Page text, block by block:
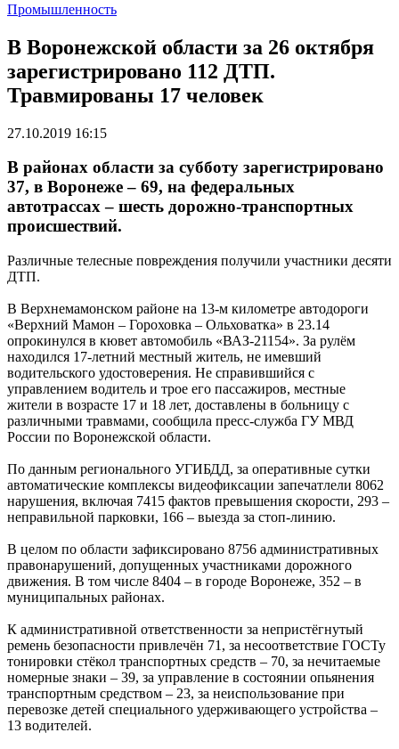
Промышленность
В Воронежской области за 26 октября
зарегистрировано 112 ДТП.
Травмированы 17 человек
27.10.2019 16:15
В районах области за субботу зарегистрировано
37, в Воронеже – 69, на федеральных
автотрассах – шесть дорожно-транспортных
происшествий.
Различные телесные повреждения получили участники десяти
ДТП.
В Верхнемамонском районе на 13-м километре автодороги
«Верхний Мамон – Гороховка – Ольховатка» в 23.14
опрокинулся в кювет автомобиль «ВАЗ-21154». За рулём
находился 17-летний местный житель, не имевший
водительского удостоверения. Не справившийся с
управлением водитель и трое его пассажиров, местные
жители в возрасте 17 и 18 лет, доставлены в больницу с
различными травмами, сообщила пресс-служба ГУ МВД
России по Воронежской области.
По данным регионального УГИБДД, за оперативные сутки
автоматические комплексы видеофиксации запечатлели 8062
нарушения, включая 7415 фактов превышения скорости, 293 –
неправильной парковки, 166 – выезда за стоп-линию.
В целом по области зафиксировано 8756 административных
правонарушений, допущенных участниками дорожного
движения. В том числе 8404 – в городе Воронеже, 352 – в
муниципальных районах.
К административной ответственности за непристёгнутый
ремень безопасности привлечён 71, за несоответствие ГОСТу
тонировки стёкол транспортных средств – 70, за нечитаемые
номерные знаки – 39, за управление в состоянии опьянения
транспортным средством – 23, за неиспользование при
перевозке детей специального удерживающего устройства –
13 водителей.